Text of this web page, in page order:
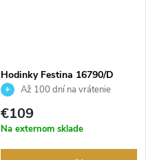
Hodinky Festina 16790/D
Až 100 dní na vrátenie
€109
Na externom sklade